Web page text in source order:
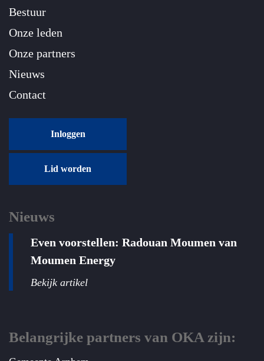
Bestuur
Onze leden
Onze partners
Nieuws
Contact
Inloggen
Lid worden
Nieuws
Even voorstellen: Radouan Moumen van
Moumen Energy
Bekijk artikel
Belangrijke partners van OKA zijn: